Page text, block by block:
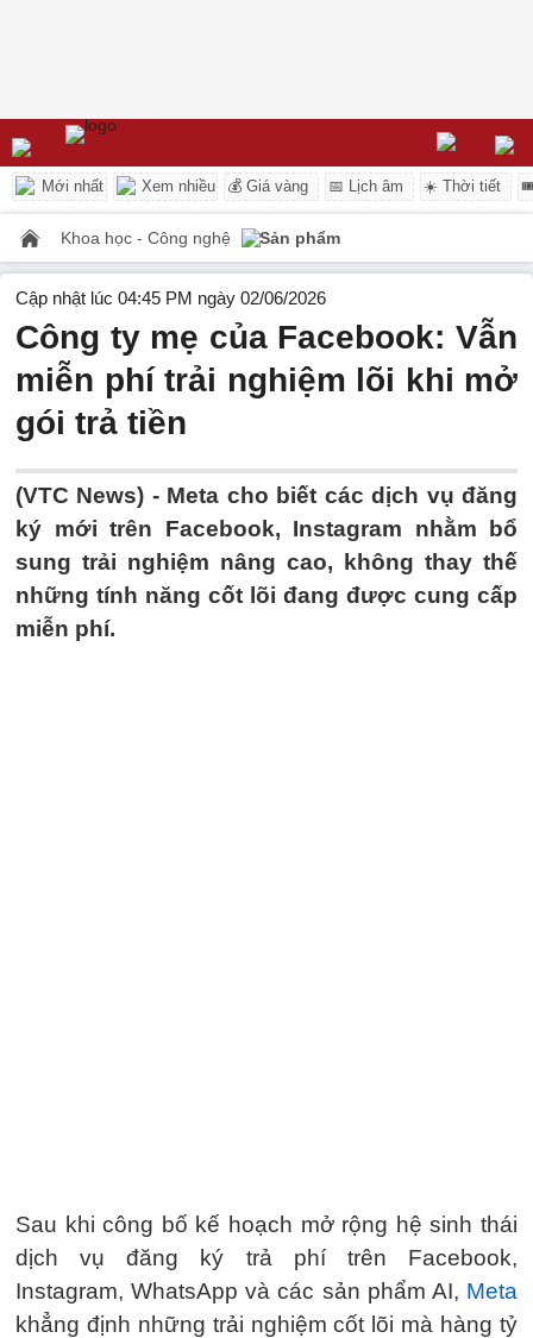
Mới nhất Xem nhiều 💰 Giá vàng 📅 Lịch âm ☀️ Thời tiết
Khoa học - Công nghệ Sản phẩm
Cập nhật lúc 04:45 PM ngày 02/06/2026
Công ty mẹ của Facebook: Vẫn
miễn phí trải nghiệm lõi khi mở
gói trả tiền
(VTC News) - Meta cho biết các dịch vụ đăng
ký mới trên Facebook, Instagram nhằm bổ
sung trải nghiệm nâng cao, không thay thế
những tính năng cốt lõi đang được cung cấp
miễn phí.
Sau khi công bố kế hoạch mở rộng hệ sinh thái
dịch vụ đăng ký trả phí trên Facebook,
Instagram, WhatsApp và các sản phẩm AI, Meta
khẳng định những trải nghiệm cốt lõi mà hàng tỷ